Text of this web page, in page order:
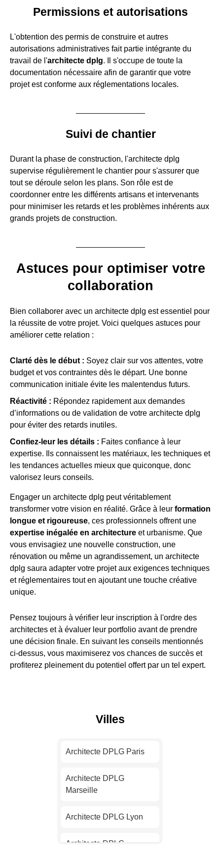
Permissions et autorisations
L'obtention des permis de construire et autres
autorisations administratives fait partie intégrante du
travail de l'architecte dplg. Il s'occupe de toute la
documentation nécessaire afin de garantir que votre
projet est conforme aux réglementations locales.
Suivi de chantier
Durant la phase de construction, l'architecte dplg
supervise régulièrement le chantier pour s'assurer que
tout se déroule selon les plans. Son rôle est de
coordonner entre les différents artisans et intervenants
pour minimiser les retards et les problèmes inhérents aux
grands projets de construction.
Astuces pour optimiser votre
collaboration
Bien collaborer avec un architecte dplg est essentiel pour
la réussite de votre projet. Voici quelques astuces pour
améliorer cette relation :
Clarté dès le début : Soyez clair sur vos attentes, votre
budget et vos contraintes dès le départ. Une bonne
communication initiale évite les malentendus futurs.
Réactivité : Répondez rapidement aux demandes
d’informations ou de validation de votre architecte dplg
pour éviter des retards inutiles.
Confiez-leur les détails : Faites confiance à leur
expertise. Ils connaissent les matériaux, les techniques et
les tendances actuelles mieux que quiconque, donc
valorisez leurs conseils.
Engager un architecte dplg peut véritablement
transformer votre vision en réalité. Grâce à leur formation
longue et rigoureuse, ces professionnels offrent une
expertise inégalée en architecture et urbanisme. Que
vous envisagiez une nouvelle construction, une
rénovation ou même un agrandissement, un architecte
dplg saura adapter votre projet aux exigences techniques
et réglementaires tout en ajoutant une touche créative
unique.
Pensez toujours à vérifier leur inscription à l'ordre des
architectes et à évaluer leur portfolio avant de prendre
une décision finale. En suivant les conseils mentionnés
ci-dessus, vous maximiserez vos chances de succès et
profiterez pleinement du potentiel offert par un tel expert.
Villes
Architecte DPLG Paris
Architecte DPLG
Marseille
Architecte DPLG Lyon
Architecte DPLG